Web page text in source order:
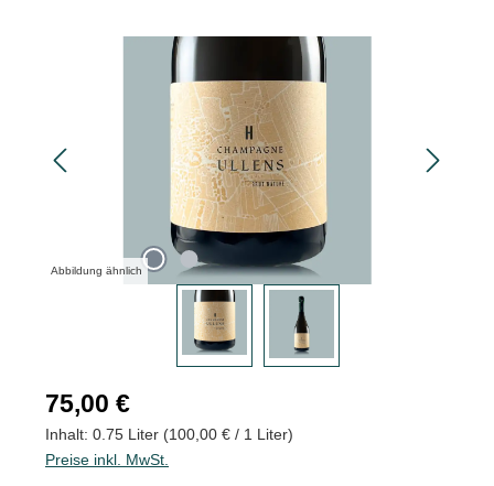
Bildergalerie überspringen
Abbildung ähnlich
Regulärer Preis:
75,00 €
Inhalt: 0.75 Liter (100,00 € / 1 Liter)
Preise inkl. MwSt.